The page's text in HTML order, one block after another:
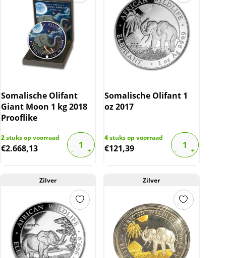
Somalische Olifant
Giant Moon 1 kg 2018
Prooflike
2stuks op voorraad
€2.668,13
Somalische Olifant 1
oz 2017
4stuks op voorraad
€121,39
Zilver Zilver